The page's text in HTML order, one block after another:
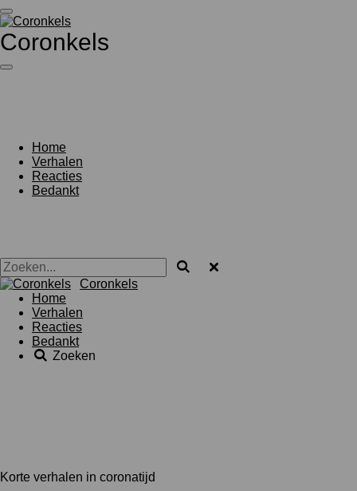
Ga
direct
naar
hoofdinhoud
Coronkels
Home
Verhalen
Reacties
Bedankt
Coronkels
Home
Verhalen
Reacties
Bedankt
Zoeken
Korte verhalen in coronatijd